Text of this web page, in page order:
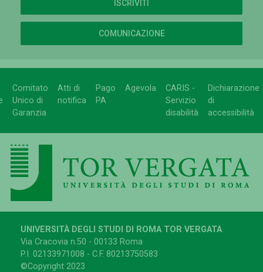
ISCRIVITI
COMUNICAZIONE
Comitato
Unico di
Garanzia
Atti di
notifica
Pago
PA
Agevola
CARIS -
Servizio
disabilità
Dichiarazione
di
accessibilità
UNIVERSITÀ DEGLI STUDI DI ROMA TOR VERGATA
Via Cracovia n.50 - 00133 Roma
P.I. 02133971008 - C.F. 80213750583
©Copyright 2023